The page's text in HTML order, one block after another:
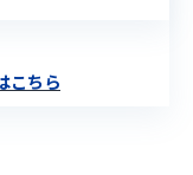
こちら